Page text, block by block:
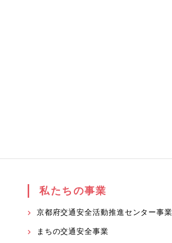
私たちの事業
京都府交通安全活動推進センター事業
まちの交通安全事業